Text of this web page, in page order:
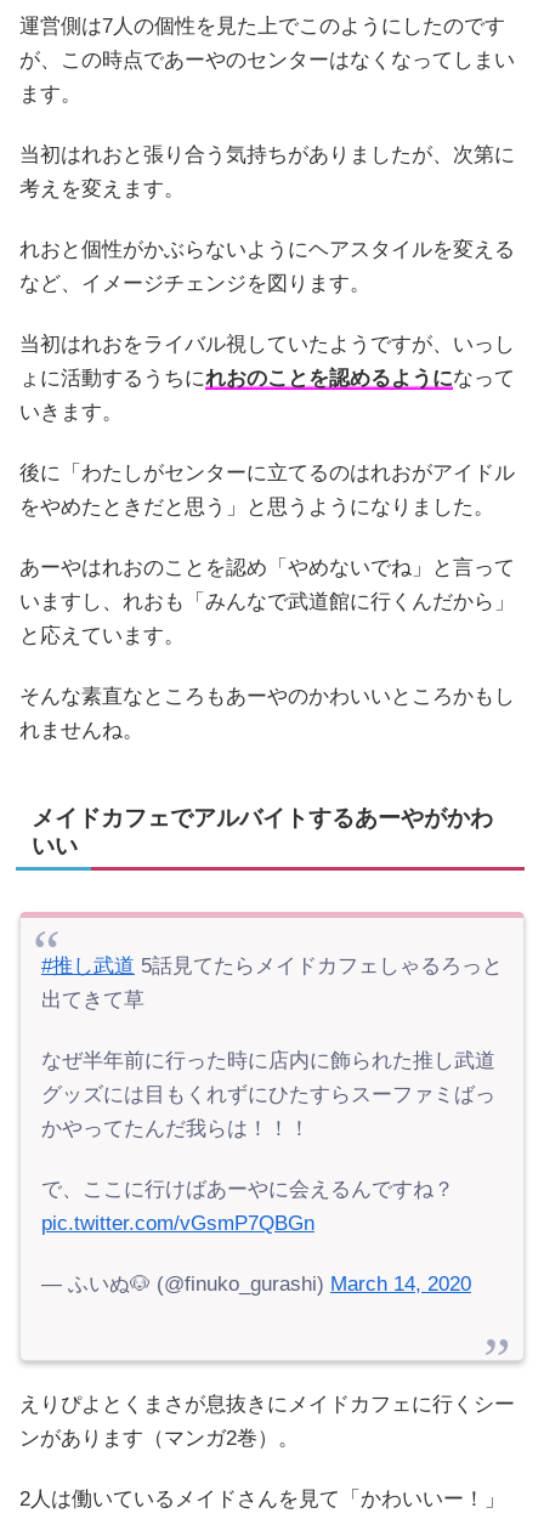
運営側は7人の個性を見た上でこのようにしたのです
が、この時点であーやのセンターはなくなってしまい
ます。
当初はれおと張り合う気持ちがありましたが、次第に
考えを変えます。
れおと個性がかぶらないようにヘアスタイルを変える
など、イメージチェンジを図ります。
当初はれおをライバル視していたようですが、いっし
ょに活動するうちにれおのことを認めるようになって
いきます。
後に「わたしがセンターに立てるのはれおがアイドル
をやめたときだと思う」と思うようになりました。
あーやはれおのことを認め「やめないでね」と言って
いますし、れおも「みんなで武道館に行くんだから」
と応えています。
そんな素直なところもあーやのかわいいところかもし
れませんね。
メイドカフェでアルバイトするあーやがかわ
いい
#推し武道 5話見てたらメイドカフェしゃるろっと
出てきて草
なぜ半年前に行った時に店内に飾られた推し武道
グッズには目もくれずにひたすらスーファミばっ
かやってたんだ我らは！！！
で、ここに行けばあーやに会えるんですね？
pic.twitter.com/vGsmP7QBGn
— ふいぬ🐶 (@finuko_gurashi) March 14, 2020
えりぴよとくまさが息抜きにメイドカフェに行くシー
ンがあります（マンガ2巻）。
2人は働いているメイドさんを見て「かわいいー！」